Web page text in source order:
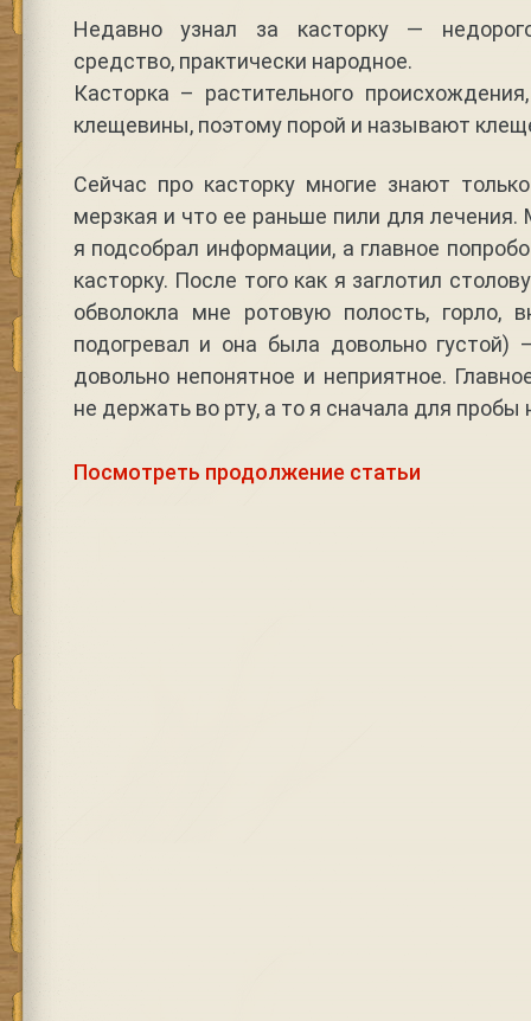
Недавно узнал за касторку —
средство, практически народное.
Касторка – растительного
клещевины, поэтому порой и называют
Сейчас про касторку многие знают
мерзкая и что ее раньше пили для лечения.
я подсобрал информации, а главное
касторку. После того как я заглотил
обволокла мне ротовую полость, горло,
подогревал и она была довольно густой)
довольно непонятное и неприятное.
не держать во рту, а то я сначала для пробы
Посмотреть продолжение статьи